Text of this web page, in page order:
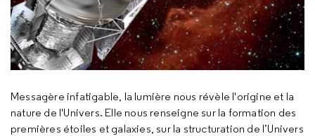
Messagère infatigable, la lumière nous révèle l'origine et la
nature de l'Univers. Elle nous renseigne sur la formation des
premières étoiles et galaxies, sur la structuration de l’Univers